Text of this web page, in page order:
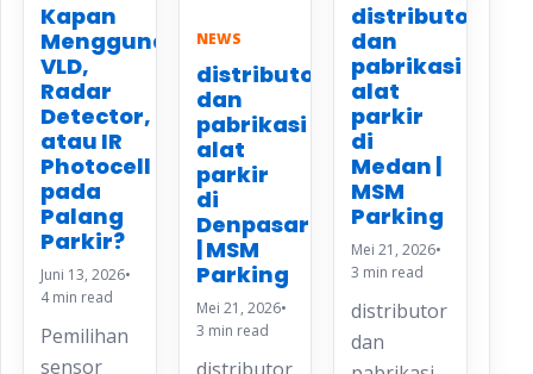
Kapan
Menggunakan
VLD,
Radar
Detector,
atau IR
Photocell
pada
Palang
Parkir?
Juni 13, 2026•
4 min read
Pemilihan
sensor
NEWS
distributor
dan
pabrikasi
alat
parkir
di
Denpasar
| MSM
Parking
Mei 21, 2026•
3 min read
distributor
dan
pabrikasi
alat
parkir
di
Medan |
MSM
Parking
Mei 21, 2026•
3 min read
distributor
dan